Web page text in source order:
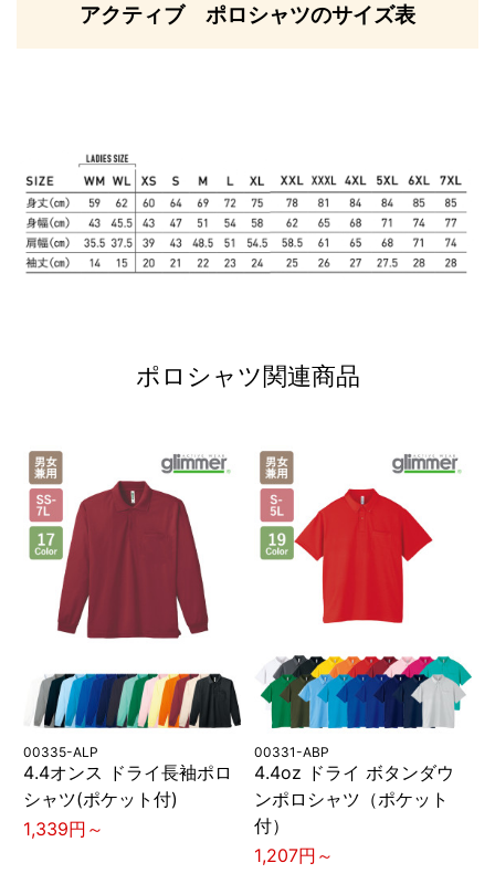
アクティブ ポロシャツのサイズ表
ポロシャツ関連商品
00335-ALP
4.4オンス ドライ長袖ポロ
シャツ(ポケット付)
1,339円～
00331-ABP
4.4oz ドライ ボタンダウ
ンポロシャツ（ポケット
付）
1,207円～